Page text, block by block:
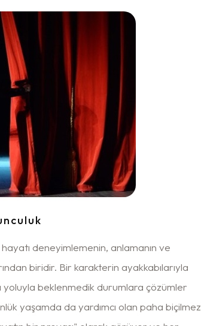
deneyimlemenin, anlamanın ve
biridir. Bir karakterin ayakkabılarıyla
beklenmedik durumlara çözümler
yaşamda da yardımcı olan paha biçilmez